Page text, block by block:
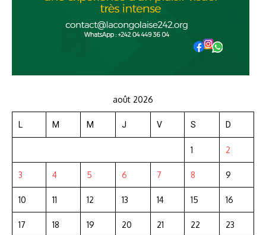
août 2026
L M M J V S D
1 2
3 4 5 6 7 8 9
10 11 12 13 14 15 16
17 18 19 20 21 22 23